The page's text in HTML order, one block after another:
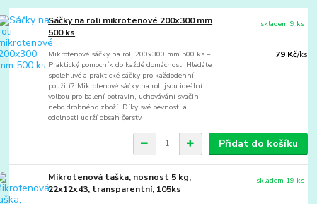
Sáčky na roli mikrotenové 200x300 mm
500 ks
Mikrotenové sáčky na roli 200x300 mm 500 ks –
Praktický pomocník do každé domácnosti Hledáte
spolehlivé a praktické sáčky pro každodenní
použití? Mikrotenové sáčky na roli jsou ideální
volbou pro balení potravin, uchovávání svačin
nebo drobného zboží. Díky své pevnosti a
odolnosti udrží obsah čerstv...
79 Kč/ks
skladem 9 ks
Přidat do košíku
Mikrotenová taška, nosnost 5 kg,
22x12x43, transparentní, 105ks
skladem 19 ks